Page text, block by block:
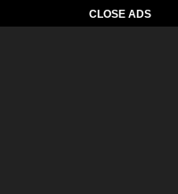
CLOSE ADS